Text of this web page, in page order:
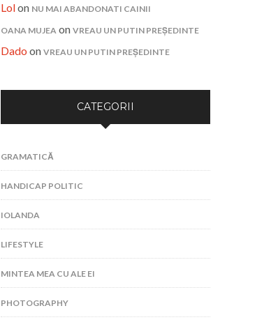
Lolon NU MAI ABANDONATI CAINII
OANA MUJEA on VREAU UN PUTIN PREȘEDINTE
Dado on VREAU UN PUTIN PREȘEDINTE
CATEGORII
GRAMATICĂ
HANDICAP POLITIC
IOLANDA
LIFESTYLE
MINTEA MEA CU ALE EI
PHOTOGRAPHY